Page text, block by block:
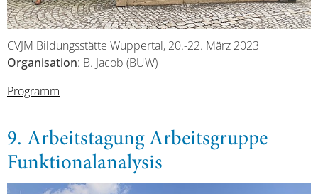
CVJM Bildungsstätte Wuppertal, 20.-22. März 2023
Organisation: B. Jacob (BUW)
Programm
9. Arbeitstagung Arbeitsgruppe
Funktionalanalysis